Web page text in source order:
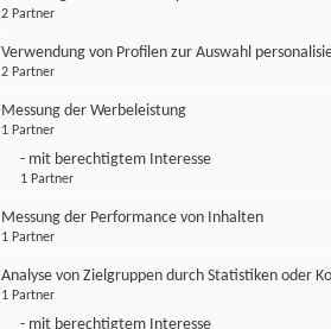
2 Partner
Verwendung von Profilen zur Auswahl
2 Partner
Messung der Werbeleistung
1 Partner
- mit berechtigtem Interesse
1 Partner
Messung der Performance von Inhalten
1 Partner
Analyse von Zielgruppen durch Statistiken oder
1 Partner
- mit berechtigtem Interesse